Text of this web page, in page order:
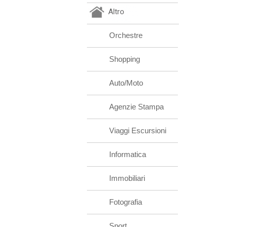
Altro
Orchestre
Shopping
Auto/Moto
Agenzie Stampa
Viaggi Escursioni
Informatica
Immobiliari
Fotografia